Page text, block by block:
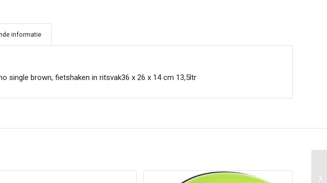
informatie
single brown, fietshaken in ritsvak36 x 26 x 14 cm 13,5ltr